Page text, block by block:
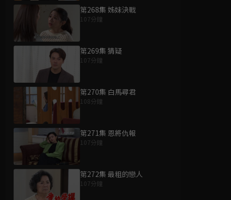
第268集 姊妹決戰
107分鐘
第269集 猜疑
107分鐘
第270集 白馬尋君
108分鐘
第271集 恩將仇報
107分鐘
第272集 最粗的戀人
107分鐘